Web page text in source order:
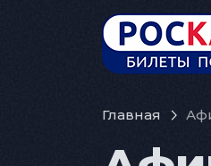
Главная